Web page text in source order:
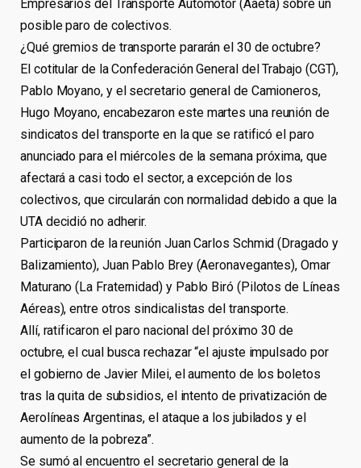
Empresarios del Transporte Automotor (Aaeta) sobre un
posible paro de colectivos.
¿Qué gremios de transporte pararán el 30 de octubre?
El cotitular de la Confederación General del Trabajo (CGT),
Pablo Moyano, y el secretario general de Camioneros,
Hugo Moyano, encabezaron este martes una reunión de
sindicatos del transporte en la que se ratificó el paro
anunciado para el miércoles de la semana próxima, que
afectará a casi todo el sector, a excepción de los
colectivos, que circularán con normalidad debido a que la
UTA decidió no adherir.
Participaron de la reunión Juan Carlos Schmid (Dragado y
Balizamiento), Juan Pablo Brey (Aeronavegantes), Omar
Maturano (La Fraternidad) y Pablo Biró (Pilotos de Líneas
Aéreas), entre otros sindicalistas del transporte.
Allí, ratificaron el paro nacional del próximo 30 de
octubre, el cual busca rechazar “el ajuste impulsado por
el gobierno de Javier Milei, el aumento de los boletos
tras la quita de subsidios, el intento de privatización de
Aerolíneas Argentinas, el ataque a los jubilados y el
aumento de la pobreza”.
Se sumó al encuentro el secretario general de la